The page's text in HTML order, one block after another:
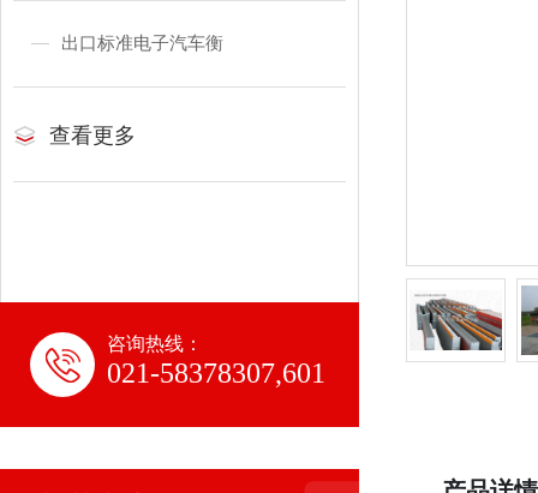
出口标准电子汽车衡
查看更多
咨询热线：
021-58378307,601